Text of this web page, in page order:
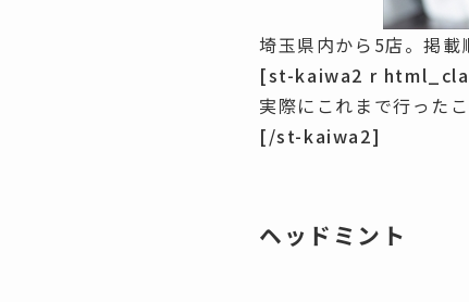
埼玉県内から5店。掲載
[st-kaiwa2 r
実際にこれまで行った
[/st-kaiwa2]
ヘッドミント